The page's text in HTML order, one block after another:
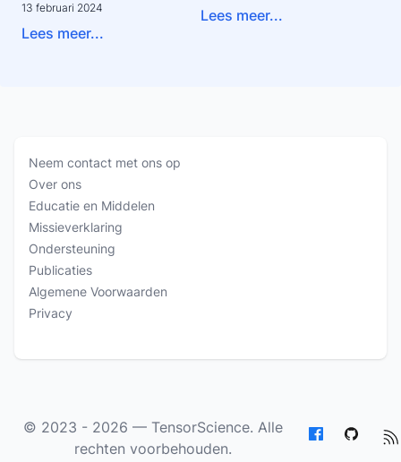
13 februari 2024
Lees meer...
Lees meer...
Neem contact met ons op
Over ons
Educatie en Middelen
Missieverklaring
Ondersteuning
Publicaties
Algemene Voorwaarden
Privacy
© 2023 - 2026 — TensorScience. Alle
rechten voorbehouden.